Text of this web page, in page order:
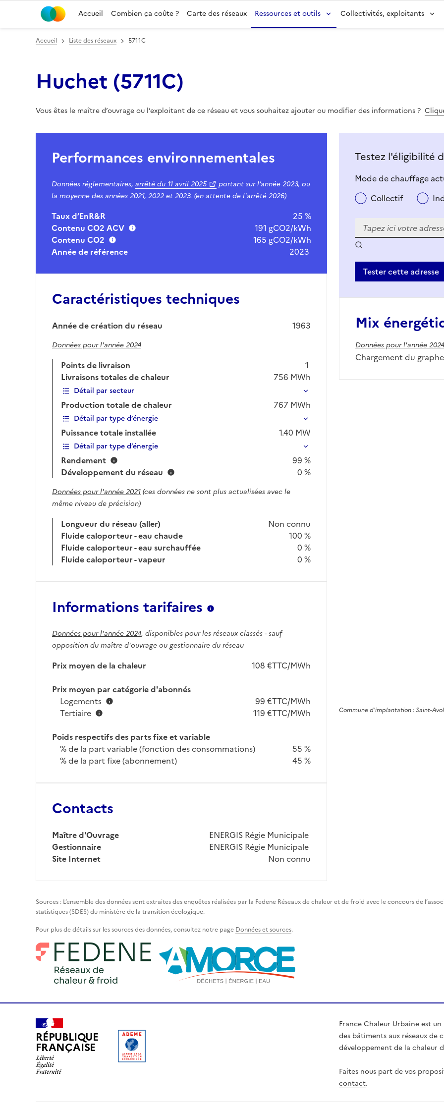
Accueil Combien ça coûte ? Carte des réseaux Ressources et outils Collectivités, exploitants
Accueil Liste des réseaux 5711C
Huchet (5711C)
Vous êtes le maître d’ouvrage ou l’exploitant de ce réseau et vous souhaitez ajouter ou modifier des informations ?
Performances environnementales
Données réglementaires, arrêté du 11 avril 2025
portant sur l’année 2023, ou
la moyenne des années 2021, 2022 et 2023. (en attente de l'arrêté 2026)
Taux d’EnR&R
25 %
Contenu CO2 ACV
191 gCO2/kWh
Contenu CO2
165 gCO2/kWh
Année de référence
2023
Caractéristiques techniques
Année de création du réseau 1963
Données pour l'année 2024
Points de livraison
1
Livraisons totales de chaleur
756 MWh
Détail par secteur
Production totale de chaleur 767 MWh
Détail par type d’énergie
Puissance totale installée 1.40 MW
Détail par type d’énergie
Rendement
99 %
Développement du réseau
0 %
Données pour l'année 2021(ces données ne sont plus actualisées avec le
même niveau de précision)
Longueur du réseau (aller)
Non connu
Fluide caloporteur - eau chaude
100 %
Fluide caloporteur - eau surchauffée
0 %
Fluide caloporteur - vapeur
0 %
Informations tarifaires
Données pour l'année 2024, disponibles pour les réseaux classés - sauf
opposition du maître d'ouvrage ou gestionnaire du réseau
Prix moyen de la chaleur
108 €TTC/MWh
Prix moyen par catégorie d'abonnés
Logements
99 €TTC/MWh
Tertiaire
119 €TTC/MWh
Poids respectifs des parts fixe et variable
% de la part variable (fonction des consommations)
55 %
% de la part fixe (abonnement)
45 %
Contacts
Maître d'Ouvrage
ENERGIS Régie Municipale
Gestionnaire
ENERGIS Régie Municipale
Site Internet
Non connu
Testez l'éligibilité
Mode de chauffage
Collectif
Tester cette adresse
Mix
Données pour l'année 2024
Chargement du
Communed'implantation :Saint-
Sources : L’ensemble des données sont extraites des enquêtes réalisées par la Fedene Réseaux de chaleur et de froid avec le concours de
statistiques (SDES) du ministère de la transition écologique.
Pour plus de détails sur les sources des données, consultez notre page Données et sources.
RÉPUBLIQUE
FRANÇAISE
France Chaleur Urbaine est
des bâtiments aux réseaux
développement de la chaleur
Faites nous part de vos
contact.